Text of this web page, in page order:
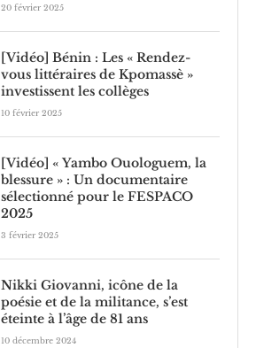
20 février 2025
[Vidéo] Bénin : Les « Rendez-
vous littéraires de Kpomassè »
investissent les collèges
10 février 2025
[Vidéo] « Yambo Ouologuem, la
blessure » : Un documentaire
sélectionné pour le FESPACO
2025
3 février 2025
Nikki Giovanni, icône de la
poésie et de la militance, s’est
éteinte à l’âge de 81 ans
10 décembre 2024